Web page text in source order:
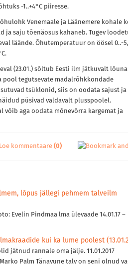
-1..+4°C piiresse.
Venemaale ja Läänemere kohale
ja saju tõenäosus kahaneb. Tugev
läände. Õhutemperatuur on öösel 0..-5,
(23.01.) sõltub Eesti ilm jätkuvalt
pool tegutsevate madalrõhkkondade
tsüklonid, siis on oodata sajust ja
püsivad valdavalt plusspoolel.
võib aga oodata mõnevõrra kargemat ja
Loe kommentaare (0)
lõpus jällegi pehmem talveilm
Evelin Pindmaa lma ülevaade 14.01.17 –
kui ka lume poolest
jätnud rannale oma jälje. 11.01.2017
Palm Tänavune talv on seni olnud